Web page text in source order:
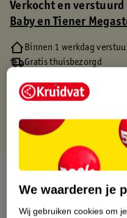
Verkocht en verstuurd
Baby en Tiener
Binnen 1 werkdag
Gratis thuisbezorgd
Gratis punten met je
Over dit product
Productinformatie
We waarderen je
Wij gebruiken cookies om